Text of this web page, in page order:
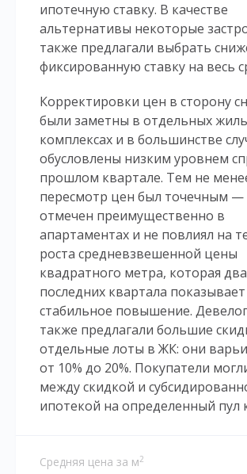
ипотечную ставку. В качестве
альтернативы некоторые
также предлагали выбрать
фиксированную ставку на весь
Корректировки цен в сторону
были заметны в отдельных
комплексах и в большинстве
обусловлены низким уровнем
прошлом квартале. Тем не
пересмотр цен был точечным —
отмечен преимущественно в
апартаментах и не повлиял на
роста средневзвешенной цены
квадратного метра, которая два
последних квартала показывает
стабильное повышение.
также предлагали большие
отдельные лоты в ЖК: они
от 10% до 20%. Покупатели
между скидкой и
ипотекой на определенный пул
Средняя цена за м2